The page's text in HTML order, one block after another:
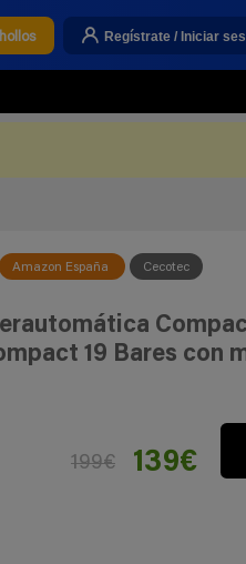
Regístrate / Iniciar
Amazon España Cecotec
19 Bares con
199€ 139€